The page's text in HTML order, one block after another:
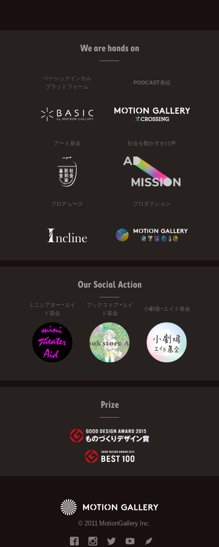
We are hands on
ベーシックインカム
プラットフォーム
PODCAST番組
アート基金 社会を動かすかけ声
プロデュース プロダクション
Our Social Action
ミニシアター・エイ
ド基金
ブックストア・エイ
ド基金
小劇場・エイド基金
Prize
© 2011 MotionGallery Inc.